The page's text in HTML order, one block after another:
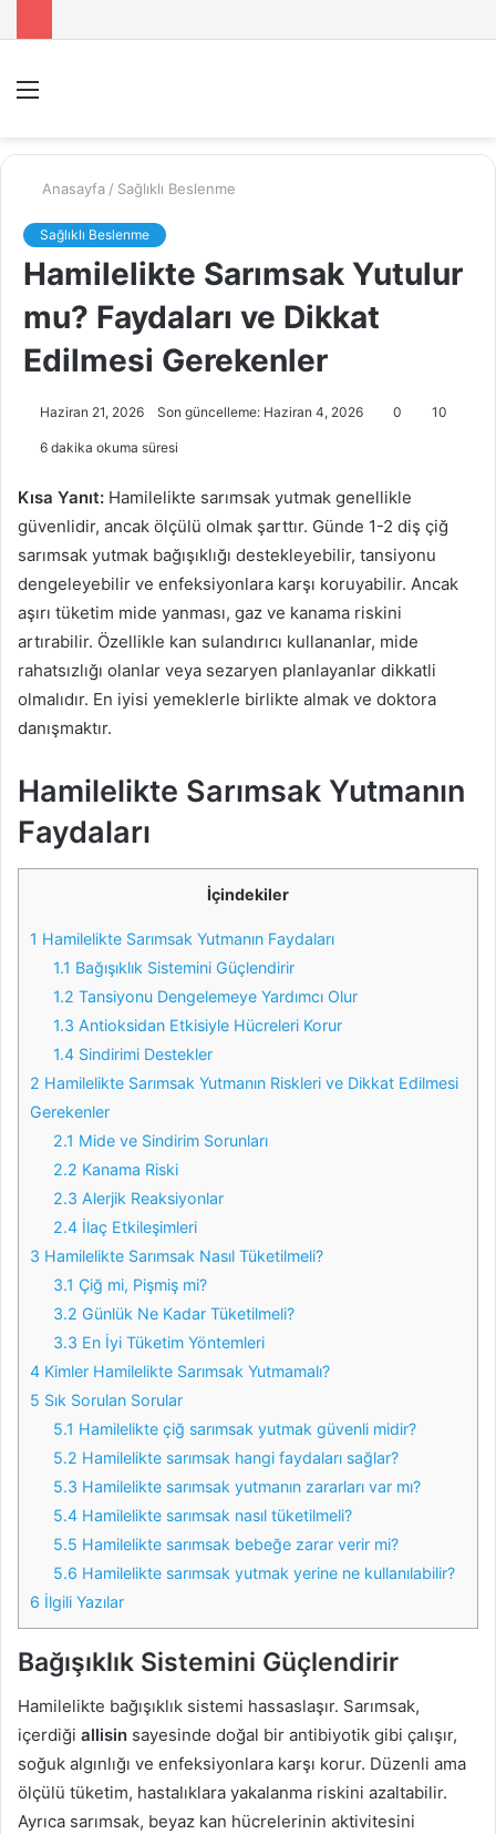
...
Anasayfa / Sağlıklı Beslenme
Sağlıklı Beslenme
Hamilelikte Sarımsak Yutulur
mu? Faydaları ve Dikkat
Edilmesi Gerekenler
Haziran 21, 2026 Son güncelleme: Haziran 4, 2026 0 10
6 dakika okuma süresi
Kısa Yanıt: Hamilelikte sarımsak yutmak genellikle
güvenlidir, ancak ölçülü olmak şarttır. Günde 1-2 diş çiğ
sarımsak yutmak bağışıklığı destekleyebilir, tansiyonu
dengeleyebilir ve enfeksiyonlara karşı koruyabilir. Ancak
aşırı tüketim mide yanması, gaz ve kanama riskini
artırabilir. Özellikle kan sulandırıcı kullananlar, mide
rahatsızlığı olanlar veya sezaryen planlayanlar dikkatli
olmalıdır. En iyisi yemeklerle birlikte almak ve doktora
danışmaktır.
Hamilelikte Sarımsak Yutmanın
Faydaları
İçindekiler
1 Hamilelikte Sarımsak Yutmanın Faydaları
1.1 Bağışıklık Sistemini Güçlendirir
1.2 Tansiyonu Dengelemeye Yardımcı Olur
1.3 Antioksidan Etkisiyle Hücreleri Korur
1.4 Sindirimi Destekler
2 Hamilelikte Sarımsak Yutmanın Riskleri ve Dikkat Edilmesi
Gerekenler
2.1 Mide ve Sindirim Sorunları
2.2 Kanama Riski
2.3 Alerjik Reaksiyonlar
2.4 İlaç Etkileşimleri
3 Hamilelikte Sarımsak Nasıl Tüketilmeli?
3.1 Çiğ mi, Pişmiş mi?
3.2 Günlük Ne Kadar Tüketilmeli?
3.3 En İyi Tüketim Yöntemleri
4 Kimler Hamilelikte Sarımsak Yutmamalı?
5 Sık Sorulan Sorular
5.1 Hamilelikte çiğ sarımsak yutmak güvenli midir?
5.2 Hamilelikte sarımsak hangi faydaları sağlar?
5.3 Hamilelikte sarımsak yutmanın zararları var mı?
5.4 Hamilelikte sarımsak nasıl tüketilmeli?
5.5 Hamilelikte sarımsak bebeğe zarar verir mi?
5.6 Hamilelikte sarımsak yutmak yerine ne kullanılabilir?
6 İlgili Yazılar
Bağışıklık Sistemini Güçlendirir
Hamilelikte bağışıklık sistemi hassaslaşır. Sarımsak,
içerdiği allisin sayesinde doğal bir antibiyotik gibi çalışır,
soğuk algınlığı ve enfeksiyonlara karşı korur. Düzenli ama
ölçülü tüketim, hastalıklara yakalanma riskini azaltabilir.
Ayrıca sarımsak, beyaz kan hücrelerinin aktivitesini